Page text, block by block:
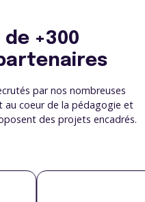
+300
par nos nombreuses
au coeur de la pédagogie et
des projets encadrés.